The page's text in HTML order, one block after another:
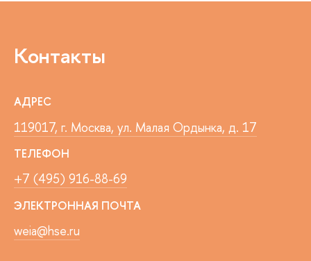
Контакты
АДРЕС
119017, г. Москва, ул. Малая Ордынка, д. 17
ТЕЛЕФОН
+7 (495) 916-88-69
ЭЛЕКТРОННАЯ ПОЧТА
weia@hse.ru